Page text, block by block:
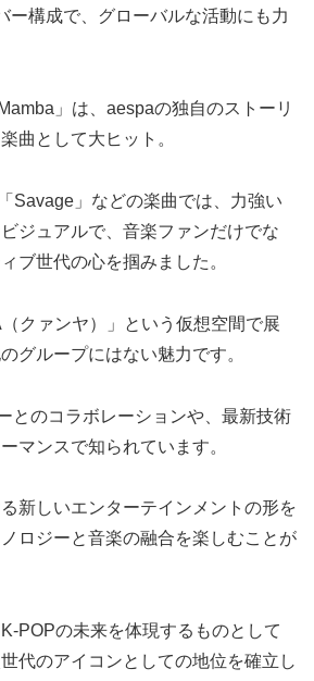
ー構成で、グローバルな活動にも力
」は、aespaの独自のストーリ
曲として大ヒット。
Savage」などの楽曲では、力強い
ジュアルで、音楽ファンだけでな
ブ世代の心を掴みました。
クァンヤ）」という仮想空間で展
グループにはない魅力です。
とのコラボレーションや、最新技術
マンスで知られています。
新しいエンターテインメントの形を
ロジーと音楽の融合を楽しむことが
POPの未来を体現するものとして
代のアイコンとしての地位を確立し